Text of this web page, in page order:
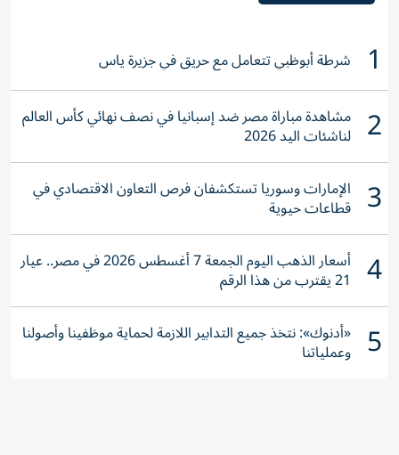
1 شرطة أبوظبي تتعامل مع حريق في جزيرة ياس
2 مشاهدة مباراة مصر ضد إسبانيا في نصف نهائي كأس العالم
لناشئات اليد 2026
3 الإمارات وسوريا تستكشفان فرص التعاون الاقتصادي في
قطاعات حيوية
4 أسعار الذهب اليوم الجمعة 7 أغسطس 2026 في مصر.. عيار
21 يقترب من هذا الرقم
5 «أدنوك»: نتخذ جميع التدابير اللازمة لحماية موظفينا وأصولنا
وعملياتنا